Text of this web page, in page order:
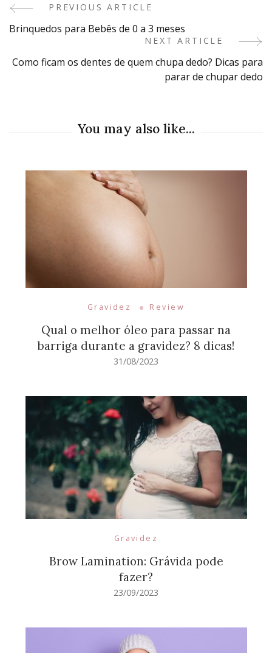
Post
Navigation
PREVIOUS ARTICLE
Brinquedos para Bebês de 0 a 3 meses
NEXT ARTICLE
Como ficam os dentes de quem chupa dedo? Dicas para
parar de chupar dedo
You may also like...
Gravidez Review
Qual o melhor óleo para passar na
barriga durante a gravidez? 8 dicas!
31/08/2023
Gravidez
Brow Lamination: Grávida pode
fazer?
23/09/2023